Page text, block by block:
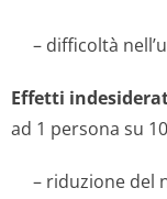
– difficoltà
Effetti
ad 1 persona su
– riduzione del